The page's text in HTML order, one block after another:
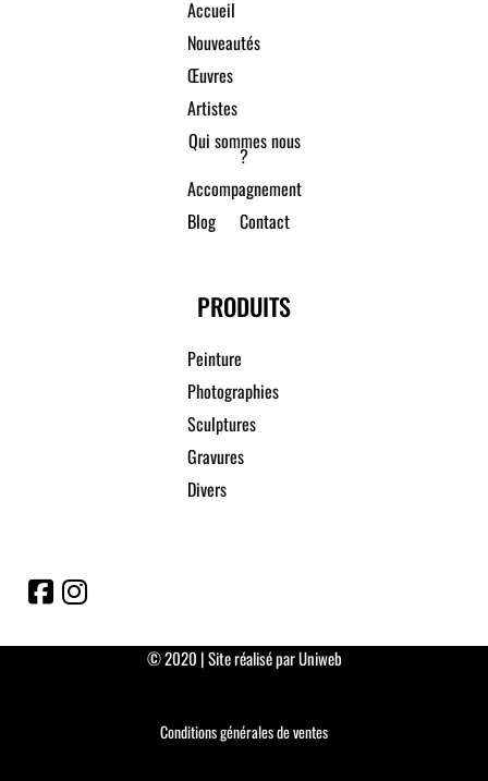
Accueil
Nouveautés
Œuvres
Artistes
Qui sommes nous
?
Accompagnement
Blog
Contact
PRODUITS
Peinture
Photographies
Sculptures
Gravures
Divers
© 2020 | Site réalisé par Uniweb
Conditions générales de ventes